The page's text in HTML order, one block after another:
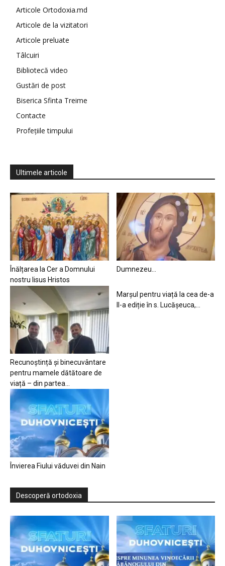
Articole Ortodoxia.md
Articole de la vizitatori
Articole preluate
Tâlcuiri
Bibliotecă video
Gustări de post
Biserica Sfinta Treime
Contacte
Profețiile timpului
Ultimele articole
Înălțarea la Cer a Domnului
nostru Iisus Hristos
Dumnezeu…
Recunoștință și binecuvântare
pentru mamele dătătoare de
viață – din partea...
Marșul pentru viață la cea de-a
II-a ediție în s. Lucășeuca,...
Învierea Fiului văduvei din Nain
Descoperă ortodoxia